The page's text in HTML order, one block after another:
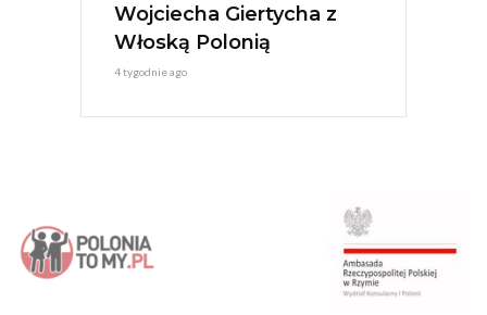
Wojciecha Giertycha z
Włoską Polonią
4 tygodnie ago